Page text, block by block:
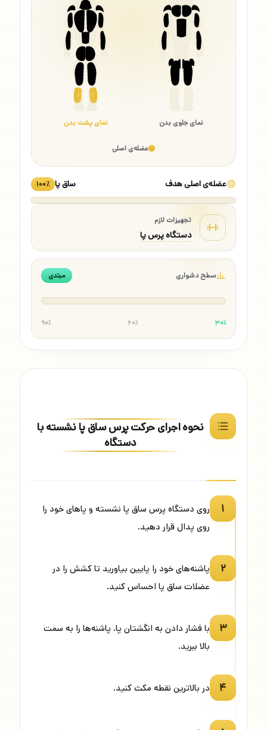
نمای جلوی بدن نمای پشت بدن
عضله‌ی اصلی
عضله‌ی اصلی هدف ساق پا ۱۰۰٪
تجهیزات لازم
دستگاه پرس پا
سطح دشواری مبتدی
۳۰٪ ۶۰٪ ۹۰٪
نحوه اجرای حرکت پرس ساق پا نشسته با
دستگاه
۱
روی دستگاه پرس ساق پا نشسته و پاهای خود را
روی پدال قرار دهید.
۲
پاشنه‌های خود را پایین بیاورید تا کشش را در
عضلات ساق پا احساس کنید.
۳
با فشار دادن به انگشتان پا، پاشنه‌ها را به سمت
بالا ببرید.
۴ در بالاترین نقطه مکث کنید.